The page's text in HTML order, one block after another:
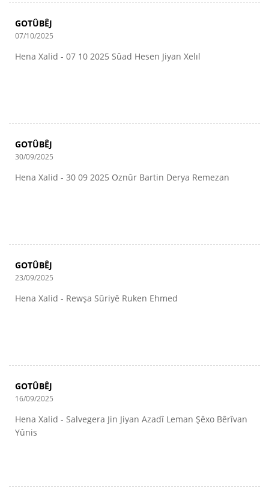
GOTÛBÊJ
07/10/2025
Hena Xalid - 07 10 2025 Sûad Hesen Jiyan Xelıl
GOTÛBÊJ
30/09/2025
Hena Xalid - 30 09 2025 Oznûr Bartin Derya Remezan
GOTÛBÊJ
23/09/2025
Hena Xalid - Rewşa Sûriyê Ruken Ehmed
GOTÛBÊJ
16/09/2025
Hena Xalid - Salvegera Jin Jiyan Azadî Leman Şêxo Bêrîvan
Yûnis